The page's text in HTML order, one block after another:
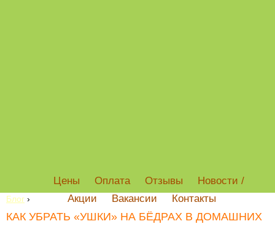
Цены Оплата Отзывы
Новости /
Акции
Вакансии Контакты
Блог ›
КАК УБРАТЬ «УШКИ» НА БЁДРАХ В ДОМАШНИХ